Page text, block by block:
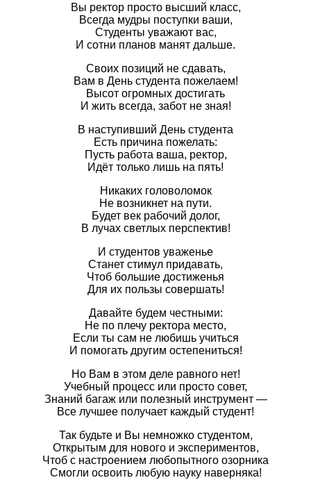
Вы ректор просто высший класс,
Всегда мудры поступки ваши,
Студенты уважают вас,
И сотни планов манят дальше.
Своих позиций не сдавать,
Вам в День студента пожелаем!
Высот огромных достигать
И жить всегда, забот не зная!
В наступивший День студента
Есть причина пожелать:
Пусть работа ваша, ректор,
Идёт только лишь на пять!
Никаких головоломок
Не возникнет на пути.
Будет век рабочий долог,
В лучах светлых перспектив!
И студентов уваженье
Станет стимул придавать,
Чтоб большие достиженья
Для их пользы совершать!
Давайте будем честными:
Не по плечу ректора место,
Если ты сам не любишь учиться
И помогать другим остепениться!
Но Вам в этом деле равного нет!
Учебный процесс или просто совет,
Знаний багаж или полезный инструмент —
Все лучшее получает каждый студент!
Так будьте и Вы немножко студентом,
Открытым для нового и экспериментов,
Чтоб с настроением любопытного озорника
Смогли освоить любую науку наверняка!